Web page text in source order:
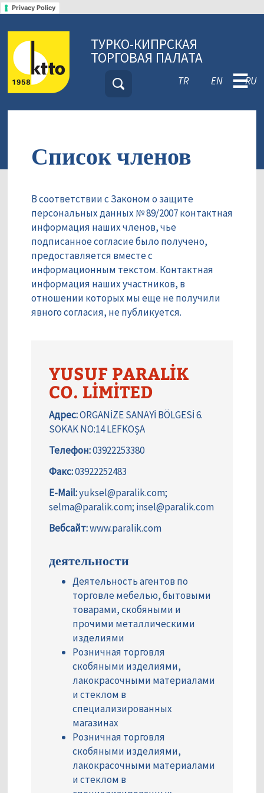
Privacy Policy
ТУРКО-КИПРСКАЯ
ТОРГОВАЯ ПАЛАТА
TR EN RU
☰
Список членов
В соответствии с Законом о защите
персональных данных № 89/2007 контактная
информация наших членов, чье
подписанное согласие было получено,
предоставляется вместе с
информационным текстом. Контактная
информация наших участников, в
отношении которых мы еще не получили
явного согласия, не публикуется.
YUSUF PARALİK
CO. LİMİTED
Адрес:ORGANİZE SANAYİ BÖLGESİ 6.
SOKAK NO:14 LEFKOŞA
Телефон:03922253380
Факс:03922252483
E-Mail:yuksel@paralik.com;
selma@paralik.com; insel@paralik.com
Вебсайт:www.paralik.com
деятельности
Деятельность агентов по
торговле мебелью, бытовыми
товарами, скобяными и
прочими металлическими
изделиями
Розничная торговля
скобяными изделиями,
лакокрасочными материалами
и стеклом в
специализированных
магазинах
Розничная торговля
скобяными изделиями,
лакокрасочными материалами
и стеклом в